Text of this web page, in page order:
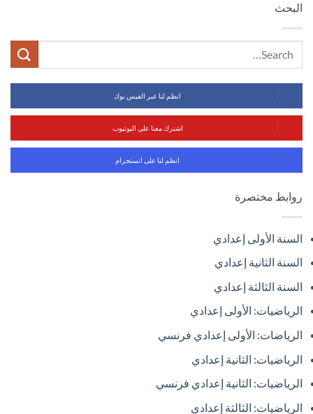
البحث
انظم لنا عبر الفيس بوك
اشترك معنا على اليوتيوب
انظم لنا على انستجرام
روابط مختصرة
السنة الأولى إعدادي
السنة الثانية إعدادي
السنة الثالثة إعدادي
الرياضيات: الأولى إعدادي
الرياضات: الأولى إعدادي فرنسي
الرياضيات: الثانية إعدادي
الرياضيات: الثانية إعدادي فرنسي
الرياضيات: الثالثة إعدادي